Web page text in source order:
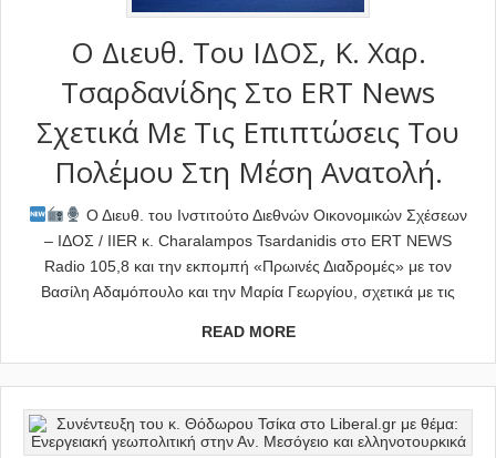
Ο Διευθ. Του ΙΔΟΣ, Κ. Χαρ.
Τσαρδανίδης Στο ERT News
Σχετικά Με Τις Επιπτώσεις Του
Πολέμου Στη Μέση Ανατολή.
Ο Διευθ. του Ινστιτούτο Διεθνών Οικονομικών Σχέσεων
– ΙΔΟΣ / IIER κ. Charalampos Tsardanidis στο ERT NEWS
Radio 105,8 και την εκπομπή «Πρωινές Διαδρομές» με τον
Βασίλη Αδαμόπουλο και την Μαρία Γεωργίου, σχετικά με τις
READ MORE